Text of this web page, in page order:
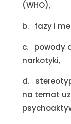
(WHO),
b. fazy i
c. powody
narkotyki,
d.
na temat